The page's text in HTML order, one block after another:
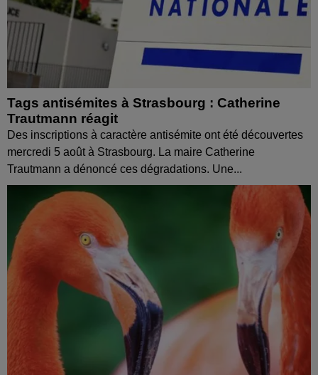
Tags antisémites à Strasbourg : Catherine
Trautmann réagit
Des inscriptions à caractère antisémite ont été découvertes
mercredi 5 août à Strasbourg. La maire Catherine
Trautmann a dénoncé ces dégradations. Une...